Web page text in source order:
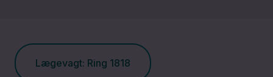
sygdomme
Lægevagt: Ring 1818